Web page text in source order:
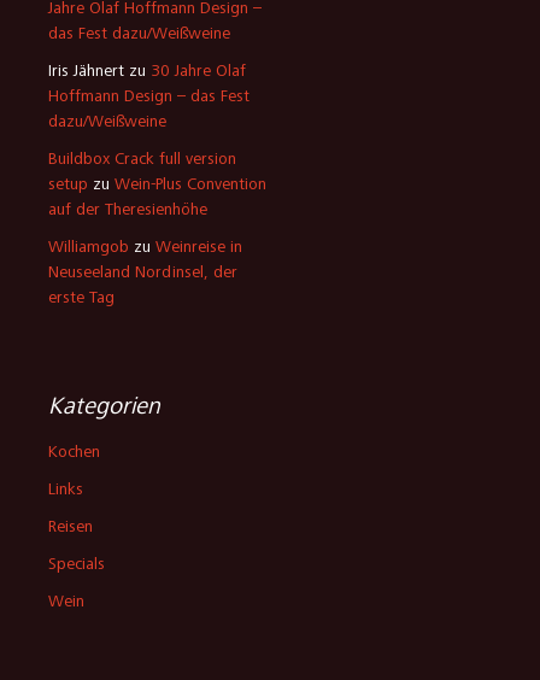
Jahre Olaf Hoffmann Design –
das Fest dazu/Weißweine
Iris Jähnert zu 30 Jahre Olaf
Hoffmann Design – das Fest
dazu/Weißweine
Buildbox Crack full version
setup zu Wein-Plus Convention
auf der Theresienhöhe
Williamgob zu Weinreise in
Neuseeland Nordinsel, der
erste Tag
Kategorien
Kochen
Links
Reisen
Specials
Wein